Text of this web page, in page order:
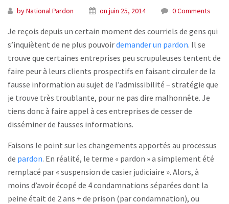
by National Pardon on juin 25, 2014 0 Comments
Je reçois depuis un certain moment des courriels de gens qui
s’inquiètent de ne plus pouvoirdemander un pardon. Il se
trouve que certaines entreprises peu scrupuleuses tentent de
faire peur à leurs clients prospectifs en faisant circuler de la
fausse information au sujet de l’admissibilité – stratégie que
je trouve très troublante, pour ne pas dire malhonnête. Je
tiens donc à faire appel à ces entreprises de cesser de
disséminer de fausses informations.
Faisons le point sur les changements apportés au processus
de pardon. En réalité, le terme « pardon » a simplement été
remplacé par « suspension de casier judiciaire ». Alors, à
moins d’avoir écopé de 4 condamnations séparées dont la
peine était de 2 ans + de prison (par condamnation), ou